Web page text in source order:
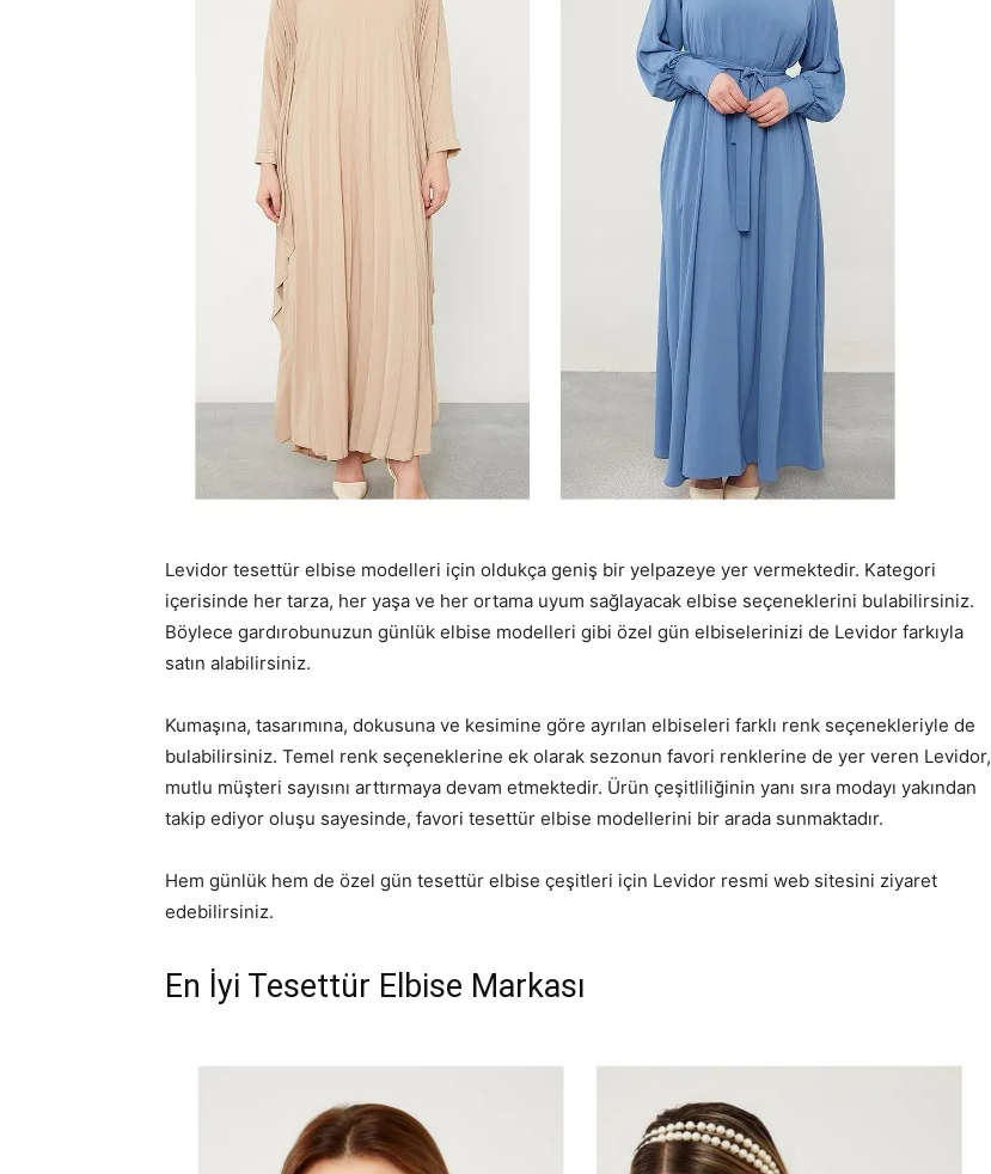
Levidor tesettür elbise modelleri için oldukça geniş bir yelpazeye yer vermektedir. Kategori
içerisinde her tarza, her yaşa ve her ortama uyum sağlayacak elbise seçeneklerini bulabilirsiniz.
Böylece gardırobunuzun günlük elbise modelleri gibi özel gün elbiselerinizi de Levidor farkıyla
satın alabilirsiniz.
Kumaşına, tasarımına, dokusuna ve kesimine göre ayrılan elbiseleri farklı renk seçenekleriyle de
bulabilirsiniz. Temel renk seçeneklerine ek olarak sezonun favori renklerine de yer veren Levidor,
mutlu müşteri sayısını arttırmaya devam etmektedir. Ürün çeşitliliğinin yanı sıra modayı yakından
takip ediyor oluşu sayesinde, favori tesettür elbise modellerini bir arada sunmaktadır.
Hem günlük hem de özel gün tesettür elbise çeşitleri için Levidor resmi web sitesini ziyaret
edebilirsiniz.
En İyi Tesettür Elbise Markası